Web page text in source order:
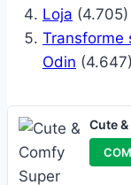
Loja (4.705)
Transforme
Odin (4.647)
Cute